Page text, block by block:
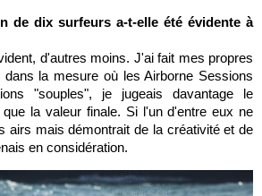
de dix surfeurs a-t-elle été évidente à
d'autres moins. J'ai fait mes propres
la mesure où les Airborne Sessions
"souples", je jugeais davantage le
la valeur finale. Si l'un d'entre eux ne
airs mais démontrait de la créativité et de
en considération.